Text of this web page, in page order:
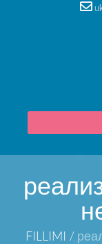
FILLIMI /